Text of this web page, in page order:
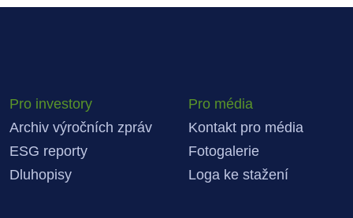
Pro investory
Archiv výročních zpráv
ESG reporty
Dluhopisy
Pro média
Kontakt pro média
Fotogalerie
Loga ke stažení